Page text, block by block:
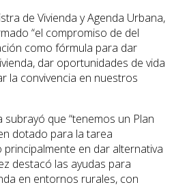
de Vivienda y Agenda Urbana,
“el compromiso de del
como fórmula para dar
dar oportunidades de vida
la convivencia en nuestros
subrayó que “tenemos un Plan
dotado para la tarea
en dar alternativa
destacó las ayudas para
en entornos rurales, con